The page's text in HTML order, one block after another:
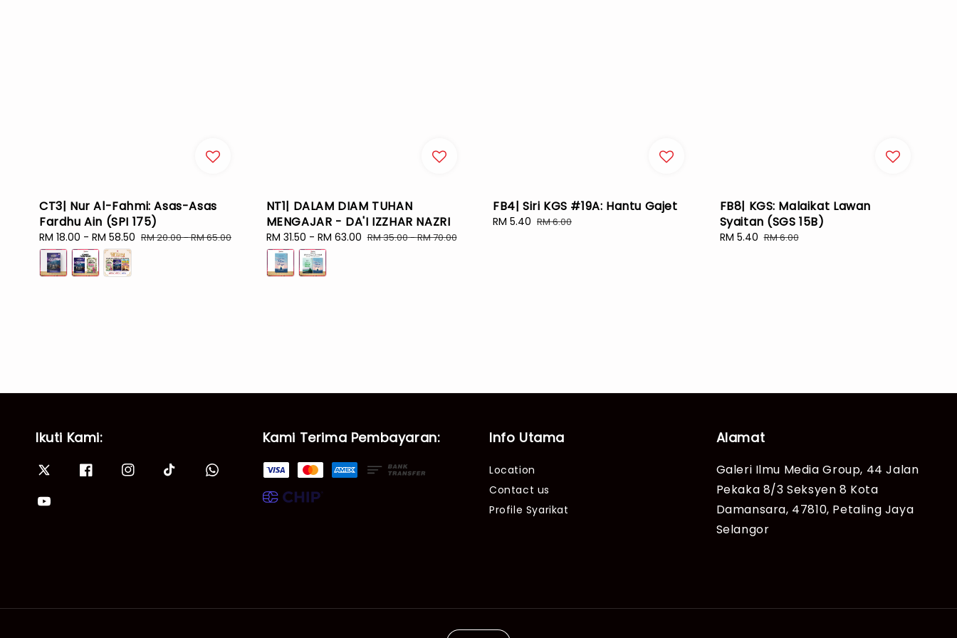
CT3| Nur Al-Fahmi: Asas-Asas
Fardhu Ain (SPI 175)
Sale
price
RM 18.00 - RM 58.50 Regular
RM 20.00-RM 65.00
NT1| DALAM DIAM TUHAN
MENGAJAR - DA'I IZZHAR NAZRI
Sale
price
RM 31.50 - RM 63.00 Regular
RM 35.00-RM 70.00
FB4| Siri KGS #19A: Hantu Gajet
Sale
RM 5.40 Regular
RM 6.00
FB8| KGS: Malaikat Lawan
Syaitan (SGS 15B)
Sale
RM 5.40 Regular
RM 6.00
Ikuti Kami: Kami Terima Pembayaran: Info Utama
Location
Contact us
Profile Syarikat
Alamat
Galeri Ilmu Media Group, 44 Jalan
Pekaka 8/3 Seksyen 8 Kota
Damansara, 47810, Petaling Jaya
Selangor